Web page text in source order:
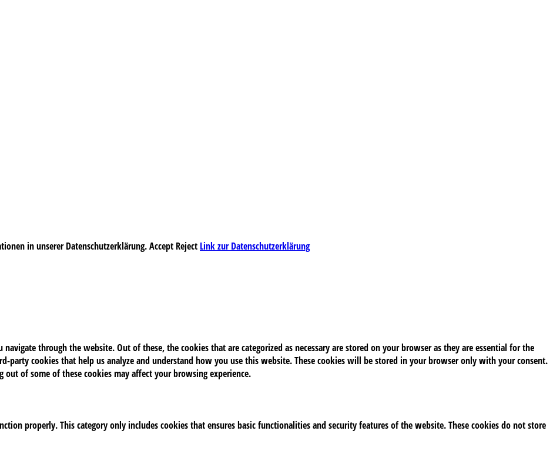
in unserer Datenschutzerklärung.Accept Reject Link zur Datenschutzerklärung
through the website. Out of these, the cookies that are categorized as necessary are stored on your browser as they are essential for the
cookies that help us analyze and understand how you use this website. These cookies will be stored in your browser only with your consent.
of some of these cookies may affect your browsing experience.
properly. This category only includes cookies that ensures basic functionalities and security features of the website. These cookies do not store